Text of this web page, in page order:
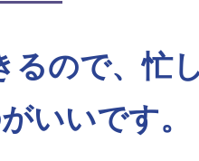
ので、忙
いいです。